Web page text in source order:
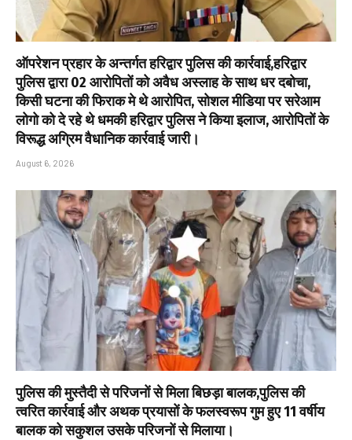
ऑपरेशन प्रहार के अन्तर्गत हरिद्वार पुलिस की कार्रवाई,हरिद्वार
पुलिस द्वारा 02 आरोपितों को अवैध अस्लाह के साथ धर दबोचा,
किसी घटना की फिराक मे थे आरोपित, सोशल मीडिया पर सरेआम
लोगो को दे रहे थे धमकी हरिद्वार पुलिस ने किया इलाज, आरोपितों के
विरूद्ध अग्रिम वैधानिक कार्रवाई जारी।
August 6, 2026
पुलिस की मुस्तैदी से परिजनों से मिला बिछड़ा बालक,पुलिस की
त्वरित कार्रवाई और अथक प्रयासों के फलस्वरूप गुम हुए 11 वर्षीय
बालक को सकुशल उसके परिजनों से मिलाया।